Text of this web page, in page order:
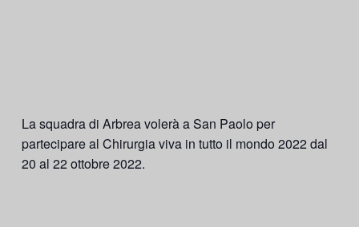
La squadra di Arbrea volerà aSan Paolo per
partecipare al Chirurgia viva in tutto il mondo 2022 dal
20 al 22 ottobre 2022.